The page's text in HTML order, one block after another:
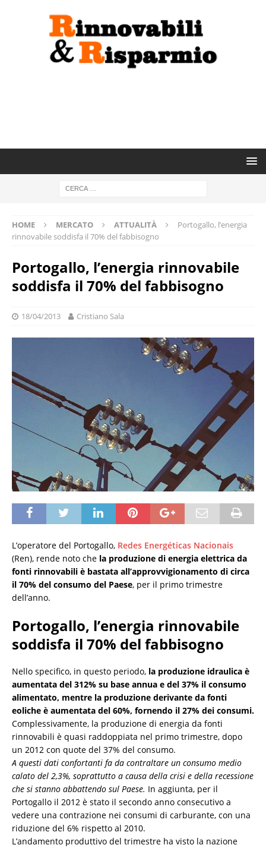
HOME MERCATO ATTUALITÀ
Portogallo, l’energia
rinnovabile soddisfa il 70% del fabbisogno
Portogallo, l’energia rinnovabile
soddisfa il 70% del fabbisogno
18/04/2013 Cristiano Sala
L’operatore del Portogallo, Redes Energéticas Nacionais
(Ren), rende noto che la produzione di energia elettrica da
fonti rinnovabili è bastata all’approvvigionamento di circa
il 70% del consumo del Paese, per il primo trimestre
dell’anno.
Portogallo, l’energia rinnovabile
soddisfa il 70% del fabbisogno
Nello specifico, in questo periodo, la produzione idraulica è
aumentata del 312% su base annua e del 37% il consumo
alimentato, mentre la produzione derivante da fonti
eoliche è aumentata del 60%, fornendo il 27% dei consumi.
Complessivamente, la produzione di energia da fonti
rinnovabili è quasi raddoppiata nel primo trimestre, dopo
un 2012 con quote del 37% del consumo.
A questi dati confortanti fa da contraltare un consumo medio
calato del 2,3%, soprattutto a causa della crisi e della recessione
che si stanno abbattendo sul Paese. In aggiunta, per il
Portogallo il 2012 è stato il secondo anno consecutivo a
vedere una contrazione nei consumi di carburante, con una
riduzione del 6% rispetto al 2010.
L’andamento produttivo del trimestre ha visto la nazione